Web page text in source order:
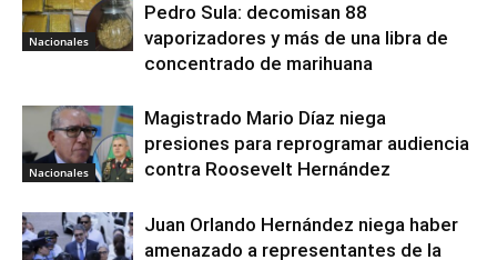
Nacionales
Pedro Sula: decomisan 88
vaporizadores y más de una libra de
concentrado de marihuana
Nacionales
Magistrado Mario Díaz niega
presiones para reprogramar audiencia
contra Roosevelt Hernández
Juan Orlando Hernández niega haber
amenazado a representantes de la